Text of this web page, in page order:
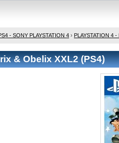
- SONY PLAYSTATION 4 › PLAYSTATION
& Obelix XXL2 (PS4)